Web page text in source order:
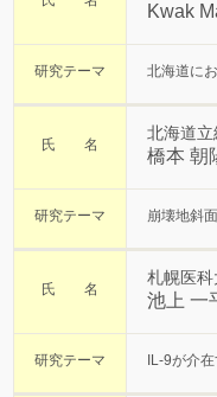
Kwak
研究テーマ 北海道に
氏 名
北海道
橋本 朝
研究テーマ 崩壊地斜
氏 名
札幌医
池上 一
研究テーマ IL-9が介